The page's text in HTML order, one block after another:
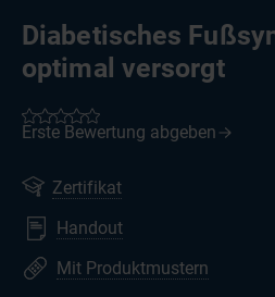
Diabetisches
optimal versorgt
Zertifikat
Handout
Mit Produktmustern